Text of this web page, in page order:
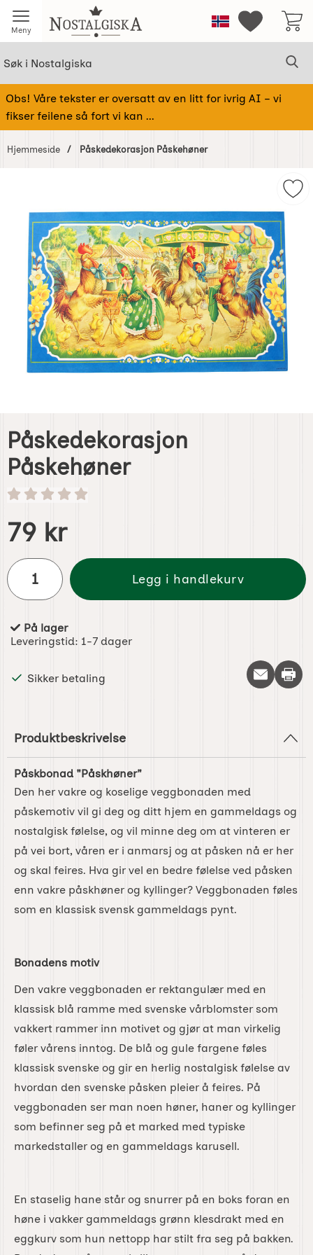
Meny Startsiden for NostalgiskaNorge Mine
Obs! Våre tekster er oversatt av en litt for ivrig AI – vi
fikser feilene så fort vi kan ...
Hjemmeside Påskedekorasjon Påskehøner
Påskedekorasjon
Påskehøner
Handle dette produktet, Påskedekorasjon Påskehøner
pris
79 kr
antall
Legg i handlekurv
Produkttilgjengelighet:
På lager
Leveringstid: 1-7 dager
Sikker betaling Skriv
Produktbeskrivelse
Påskbonad "Påskhøner"
Den her vakre og koselige veggbonaden med
påskemotiv vil gi deg og ditt hjem en gammeldags og
nostalgisk følelse, og vil minne deg om at vinteren er
på vei bort, våren er i anmarsj og at påsken nå er her
og skal feires. Hva gir vel en bedre følelse ved påsken
enn vakre påskhøner og kyllinger? Veggbonaden føles
som en klassisk svensk gammeldags pynt.
Bonadens motiv
Den vakre veggbonaden er rektangulær med en
klassisk blå ramme med svenske vårblomster som
vakkert rammer inn motivet og gjør at man virkelig
føler vårens inntog. De blå og gule fargene føles
klassisk svenske og gir en herlig nostalgisk følelse av
hvordan den svenske påsken pleier å feires. På
veggbonaden ser man noen høner, haner og kyllinger
som befinner seg på et marked med typiske
markedstaller og en gammeldags karusell.
En staselig hane står og snurrer på en boks foran en
høne i vakker gammeldags grønn klesdrakt med en
eggkurv som hun nettopp har stilt fra seg på bakken.